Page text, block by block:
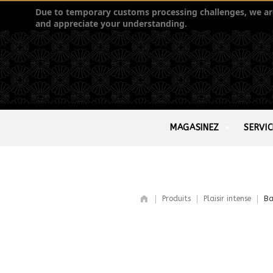
Due to temporary customs processing challenges, we
and appreciate your understanding.
MAGASINEZ
Produits Plaisir intense